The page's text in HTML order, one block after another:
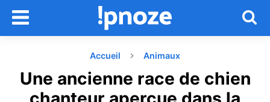
Accueil Animaux
Une ancienne race de chien